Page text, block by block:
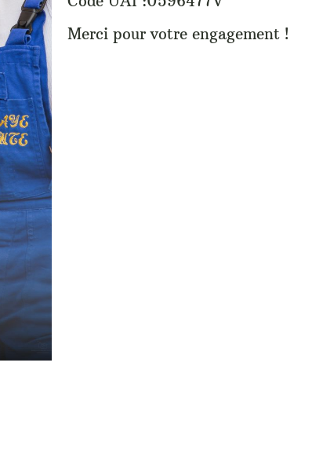
Merci pour votre engagement !